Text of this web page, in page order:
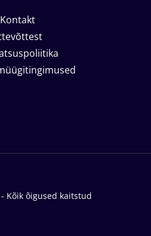
Kontakt
Kõik õigused kaitstud